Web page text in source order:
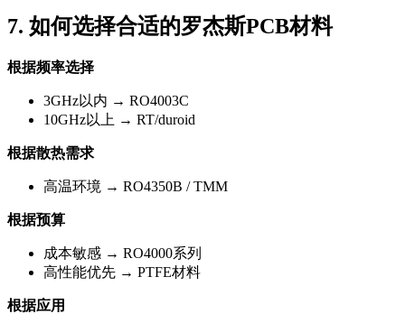
7. 如何选择合适的罗杰斯PCB材料
根据频率选择
3GHz以内 → RO4003C
10GHz以上 → RT/duroid
根据散热需求
高温环境 → RO4350B / TMM
根据预算
成本敏感 → RO4000系列
高性能优先 → PTFE材料
根据应用